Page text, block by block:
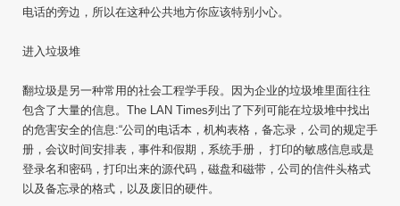
电话的旁边，所以在这种公共地方你应该特别小心。
进入垃圾堆
翻垃圾是另一种常用的社会工程学手段。因为企业的垃圾堆里面往往
包含了大量的信息。The LAN Times列出了下列可能在垃圾堆中找出
的危害安全的信息:“公司的电话本，机构表格，备忘录，公司的规定手
册，会议时间安排表，事件和假期，系统手册， 打印的敏感信息或是
登录名和密码，打印出来的源代码，磁盘和磁带，公司的信件头格式
以及备忘录的格式，以及废旧的硬件。